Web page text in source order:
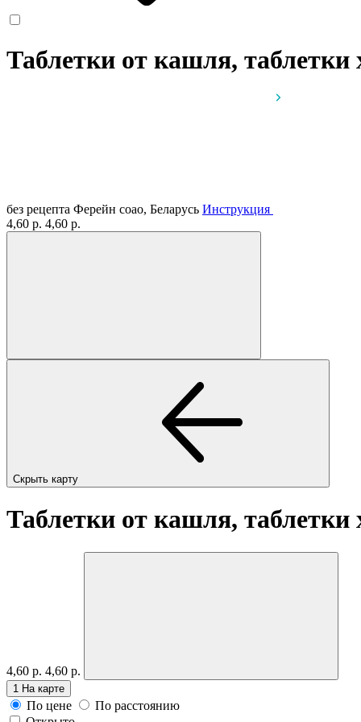
Таблетки от кашля, таблетки
без рецепта Ферейн соао, Беларусь Инструкция
4,60 р. 4,60 р.
Скрыть карту
Таблетки от кашля, таблетки
4,60 р. 4,60 р.
1 На карте
По цене
По расстоянию